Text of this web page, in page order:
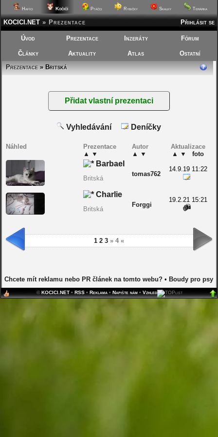
Hafíci Kočičí Ptáčci Rybičky Skalky Terárka
Přihlásit se
KOCICI.NET » Prezentace
Úvod Prezentace Inzeráty Fórum
Články Aktuality Atlas
Ostatní
Prezentace» Britská
Vyhledávání Deníčky
Náhled
Prezentace
▲ ▼
Autor
▲ ▼
Aktualizace
▲ ▼ foto
Barbael
Britská
tomas762
14.9.19 11:22
Charlie
Britská
Forggi
19.2.21 15:21
1 2 3 » 4 «
Chcete mít reklamu nebo PR článek na tomto webu? • Boudy pro psy
©KOCICI.NET •RSS •Reklama •Napište nám •Vzhled